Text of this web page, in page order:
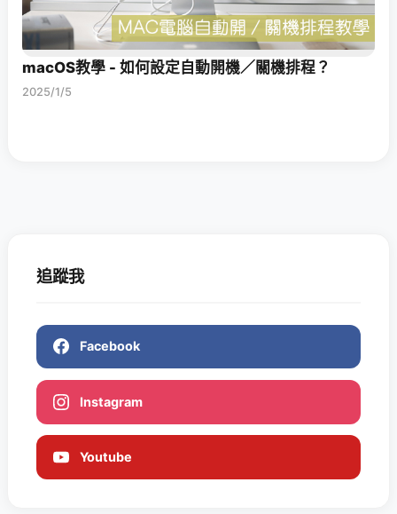
macOS教學 - 如何設定自動開機／關機排程？
2025/1/5
追蹤我
Facebook
Instagram
Youtube